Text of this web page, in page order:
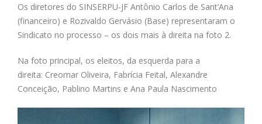
Os diretores do SINSERPU-JF Antônio Carlos de Sant’Ana
(financeiro) e Rozivaldo Gervásio (Base) representaram o
Sindicato no processo – os dois mais à direita na foto 2.
Na foto principal, os eleitos, da esquerda para a
direita: Creomar Oliveira, Fabrícia Feital, Alexandre
Conceição, Pablino Martins e Ana Paula Nascimento